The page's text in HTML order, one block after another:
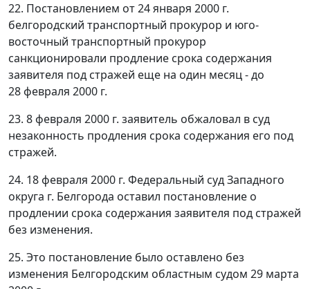
22. Постановлением от 24 января 2000 г.
белгородский транспортный прокурор и юго-
восточный транспортный прокурор
санкционировали продление срока содержания
заявителя под стражей еще на один месяц - до
28 февраля 2000 г.
23. 8 февраля 2000 г. заявитель обжаловал в суд
незаконность продления срока содержания его под
стражей.
24. 18 февраля 2000 г. Федеральный суд Западного
округа г. Белгорода оставил постановление о
продлении срока содержания заявителя под стражей
без изменения.
25. Это постановление было оставлено без
изменения Белгородским областным судом 29 марта